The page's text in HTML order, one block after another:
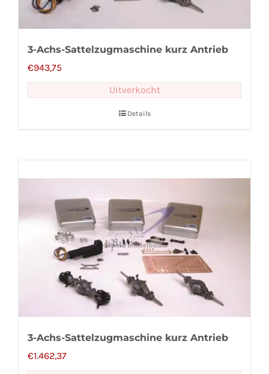
3-Achs-Sattelzugmaschine kurz Antrieb
€943,75
Uitverkocht
Details
3-Achs-Sattelzugmaschine kurz Antrieb
€1.462,37